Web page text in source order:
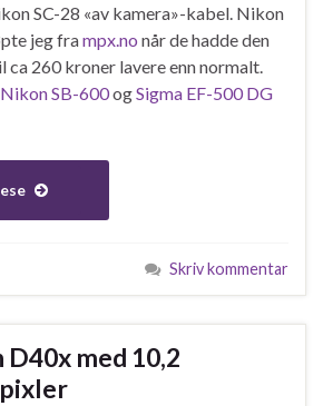
SC-28 «av kamera»-kabel. Nikon
jeg frampx.no når de hadde den
ca 260 kroner lavere enn normalt.
Nikon SB-600ogSigma EF-500 DG
Skriv kommentar
D40x med 10,2